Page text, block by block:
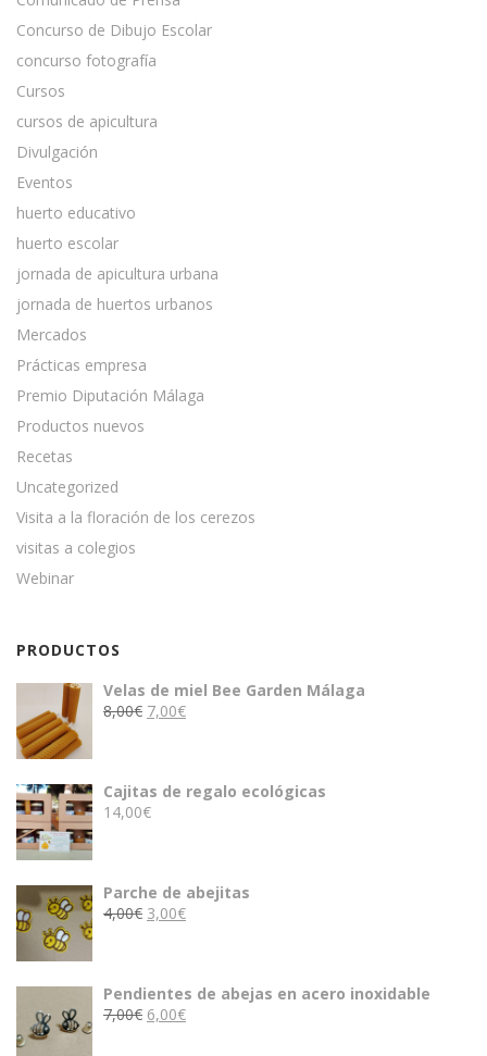
Concurso de Dibujo Escolar
concurso fotografía
Cursos
cursos de apicultura
Divulgación
Eventos
huerto educativo
huerto escolar
jornada de apicultura urbana
jornada de huertos urbanos
Mercados
Prácticas empresa
Premio Diputación Málaga
Productos nuevos
Recetas
Uncategorized
Visita a la floración de los cerezos
visitas a colegios
Webinar
PRODUCTOS
Velas de miel Bee Garden Málaga
8,00€ El
era:
8,00€.
7,00€El
es:
Cajitas de regalo ecológicas
14,00€
Parche de abejitas
4,00€ El
era:
4,00€.
3,00€El
es:
3,00€.
Pendientes de abejas en acero inoxidable
7,00€ El
6,00€El